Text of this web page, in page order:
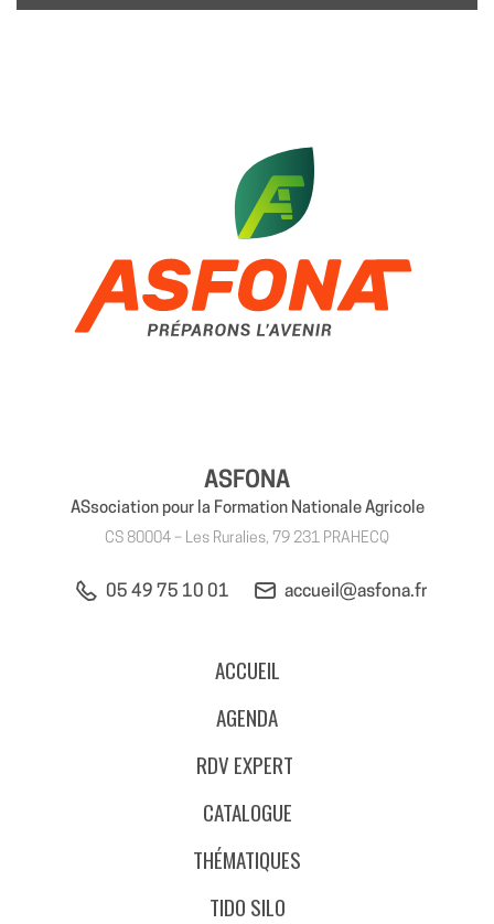
ASFONA
ASsociation pour la Formation Nationale Agricole
CS 80004 – Les Ruralies, 79 231 PRAHECQ
05 49 75 10 01 accueil@asfona.fr
ACCUEIL
AGENDA
RDV EXPERT
CATALOGUE
THÉMATIQUES
TIDO SILO